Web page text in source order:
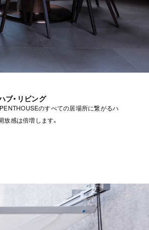
ブ・リビング
のすべての居場所に繋がるハ
放感は倍増します。